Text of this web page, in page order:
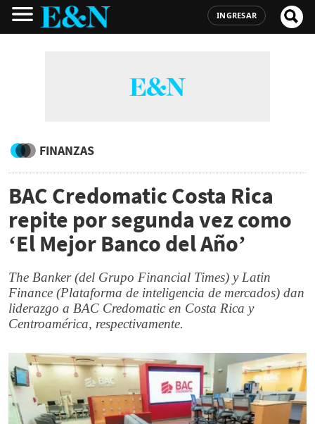
INGRESAR
FINANZAS
BAC Credomatic Costa Rica
repite por segunda vez como
‘El Mejor Banco del Año’
The Banker (del Grupo Financial Times) y Latin
Finance (Plataforma de inteligencia de mercados) dan
liderazgo a BAC Credomatic en Costa Rica y
Centroamérica, respectivamente.